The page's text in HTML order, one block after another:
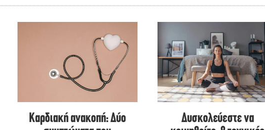
Καρδιακή ανακοπή: Δύο
Δυσκολεύεστε να